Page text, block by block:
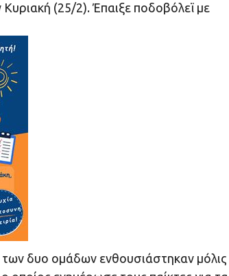
(25/2). Έπαιξε ποδοβόλεϊ με
των δυο ομάδων ενθουσιάστηκαν μόλις